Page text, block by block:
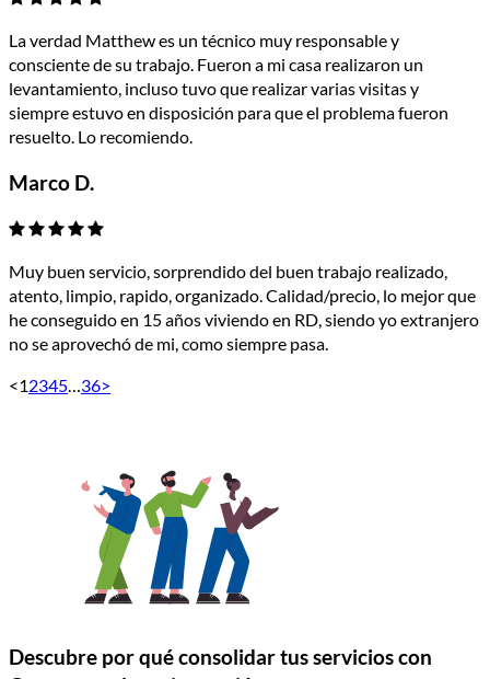
La verdad Matthew es un técnico muy responsable y
consciente de su trabajo. Fueron a mi casa realizaron un
levantamiento, incluso tuvo que realizar varias visitas y
siempre estuvo en disposición para que el problema fueron
resuelto. Lo recomiendo.
Marco D.
Muy buen servicio, sorprendido del buen trabajo realizado,
atento, limpio, rapido, organizado. Calidad/precio, lo mejor que
he conseguido en 15 años viviendo en RD, siendo yo extranjero
no se aprovechó de mi, como siempre pasa.
<12345…36>
Descubre por qué consolidar tus servicios con